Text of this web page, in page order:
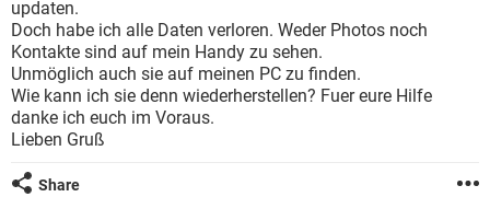
FACEBOOK HARDWARE
WINDOWS 10
WHATSAPP TIKTOK
FACEBOOK HARDWARE
updaten.
Doch habe ich alle Daten verloren. Weder Photos noch
Kontakte sind auf mein Handy zu sehen.
Unmöglich auch sie auf meinen PC zu finden.
Wie kann ich sie denn wiederherstellen? Fuer eure Hilfe
danke ich euch im Voraus.
Lieben Gruß
Share